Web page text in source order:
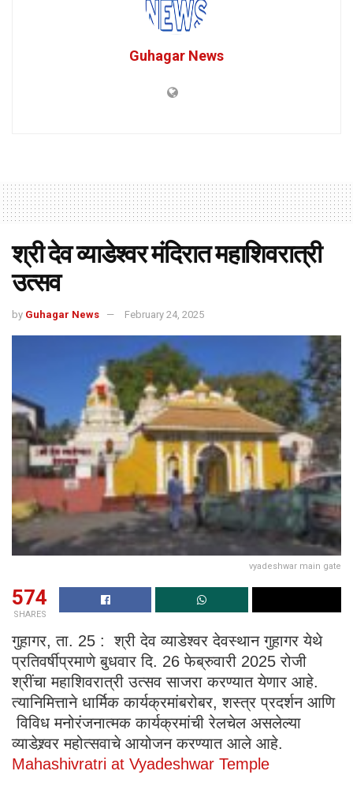
Guhagar News
श्री देव व्याडेश्वर मंदिरात महाशिवरात्री
उत्सव
by Guhagar News February 24, 2025
vyadeshwar main gate
574
SHARES
गुहागर, ता. 25 : श्री देव व्याडेश्वर देवस्थान गुहागर येथे
प्रतिवर्षीप्रमाणे बुधवार दि. 26 फेब्रुवारी 2025 रोजी
श्रींचा महाशिवरात्री उत्सव साजरा करण्यात येणार आहे.
त्यानिमित्ताने धार्मिक कार्यक्रमांबरोबर, शस्त्र प्रदर्शन आणि
विविध मनोरंजनात्मक कार्यक्रमांची रेलचेल असलेल्या
व्याडेश्र्वर महोत्सवाचे आयोजन करण्यात आले आहे.
Mahashivratri at Vyadeshwar Temple